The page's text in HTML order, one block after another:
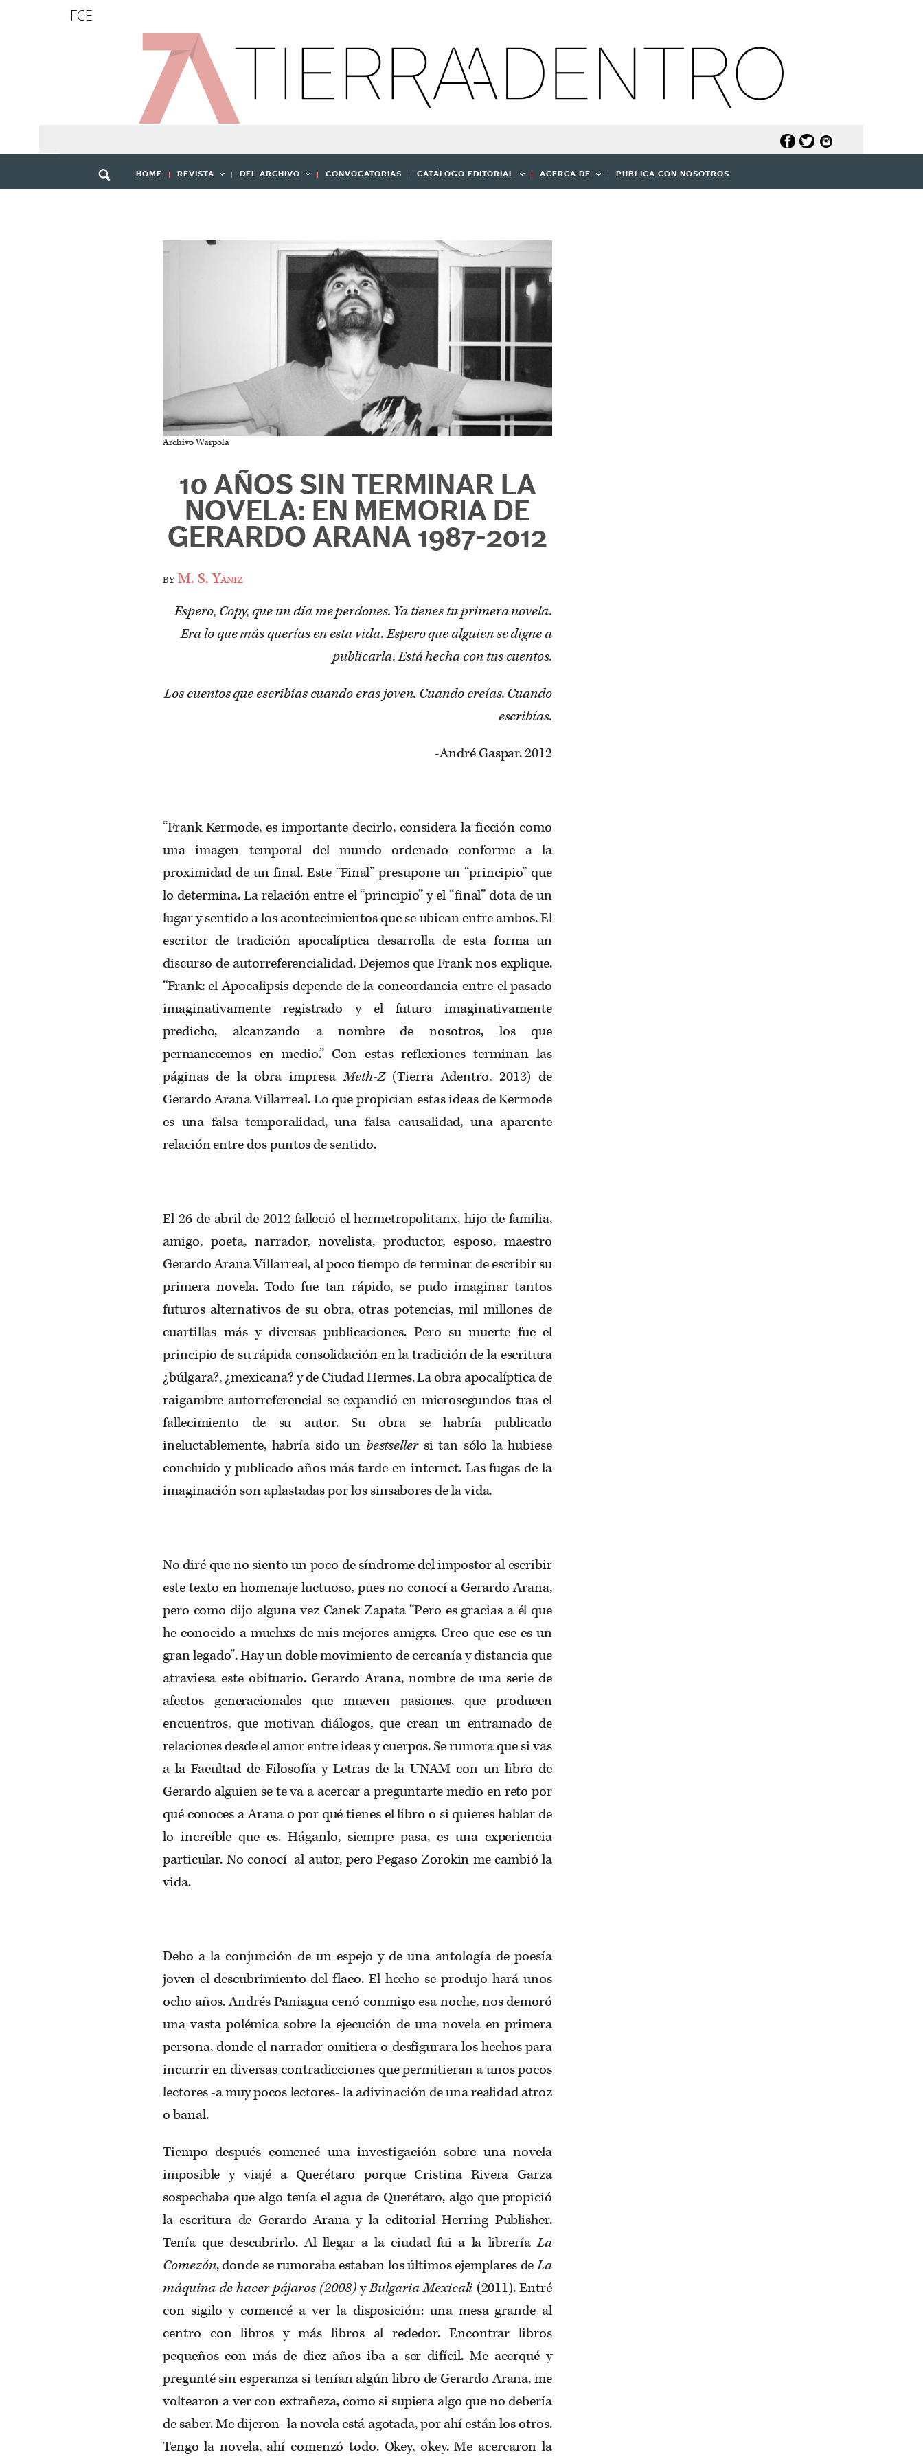
FCE
HOME REVISTA DEL ARCHIVO CONVOCATORIAS CATÁLOGO EDITORIAL ACERCA DE PUBLICA CON NOSOTROS
Archivo Warpola
10 AÑOS SIN TERMINAR LA
NOVELA: EN MEMORIA DE
GERARDO ARANA 1987-2012
byM. S. Yániz
Espero, Copy, que un día me perdones. Ya tienes tu primera novela.
Era lo que más querías en esta vida. Espero que alguien se digne a
publicarla. Está hecha con tus cuentos.
Los cuentos que escribías cuando eras joven. Cuando creías. Cuando
escribías.
-André Gaspar. 2012
“Frank Kermode, es importante decirlo, considera la ficción como
una imagen temporal del mundo ordenado conforme a la
proximidad de un final. Este “Final” presupone un “principio” que
lo determina. La relación entre el “principio” y el “final” dota de un
lugar y sentido a los acontecimientos que se ubican entre ambos. El
escritor de tradición apocalíptica desarrolla de esta forma un
discurso de autorreferencialidad. Dejemos que Frank nos explique.
“Frank: el Apocalipsis depende de la concordancia entre el pasado
imaginativamente registrado y el futuro imaginativamente
predicho, alcanzando a nombre de nosotros, los que
permanecemos en medio.” Con estas reflexiones terminan las
páginas de la obra impresaMeth-Z(Tierra Adentro, 2013) de
Gerardo Arana Villarreal. Lo que propician estas ideas de Kermode
es una falsa temporalidad, una falsa causalidad, una aparente
relación entre dos puntos de sentido.
El 26 de abril de 2012 falleció el hermetropolitanx, hijo de familia,
amigo, poeta, narrador, novelista, productor, esposo, maestro
Gerardo Arana Villarreal, al poco tiempo de terminar de escribir su
primera novela. Todo fue tan rápido, se pudo imaginar tantos
futuros alternativos de su obra, otras potencias, mil millones de
cuartillas más y diversas publicaciones. Pero su muerte fue el
principio de su rápida consolidación en la tradición de la escritura
¿búlgara?, ¿mexicana? y de Ciudad Hermes. La obra apocalíptica de
raigambre autorreferencial se expandió en microsegundos tras el
fallecimiento de su autor. Su obra se habría publicado
ineluctablemente, habría sido un bestsellersi tan sólo la hubiese
concluido y publicado años más tarde en internet. Las fugas de la
imaginación son aplastadas por los sinsabores de la vida.
No diré que no siento un poco de síndrome del impostor al escribir
este texto en homenaje luctuoso, pues no conocí a Gerardo Arana,
pero como dijo alguna vez Canek Zapata “Pero es gracias a él que
he conocido a muchxs de mis mejores amigxs. Creo que ese es un
gran legado”. Hay un doble movimiento de cercanía y distancia que
atraviesa este obituario. Gerardo Arana, nombre de una serie de
afectos generacionales que mueven pasiones, que producen
encuentros, que motivan diálogos, que crean un entramado de
relaciones desde el amor entre ideas y cuerpos. Se rumora que si vas
a la Facultad de Filosofía y Letras de la UNAM con un libro de
Gerardo alguien se te va a acercar a preguntarte medio en reto por
qué conoces a Arana o por qué tienes el libro o si quieres hablar de
lo increíble que es. Háganlo, siempre pasa, es una experiencia
particular. No conocí al autor, pero Pegaso Zorokin me cambió la
vida.
Debo a la conjunción de un espejo y de una antología de poesía
joven el descubrimiento del flaco. El hecho se produjo hará unos
ocho años. Andrés Paniagua cenó conmigo esa noche, nos demoró
una vasta polémica sobre la ejecución de una novela en primera
persona, donde el narrador omitiera o desfigurara los hechos para
incurrir en diversas contradicciones que permitieran a unos pocos
lectores -a muy pocos lectores- la adivinación de una realidad atroz
o banal.
Tiempo después comencé una investigación sobre una novela
imposible y viajé a Querétaro porque Cristina Rivera Garza
sospechaba que algo tenía el agua de Querétaro, algo que propició
la escritura de Gerardo Arana y la editorial Herring Publisher.
Tenía que descubrirlo. Al llegar a la ciudad fui a la libreríaLa
Comezón, donde se rumoraba estaban los últimos ejemplares deLa
máquina de hacer pájaros (2008)yBulgaria Mexicali (2011). Entré
con sigilo y comencé a ver la disposición: una mesa grande al
centro con libros y más libros al rededor. Encontrar libros
pequeños con más de diez años iba a ser difícil. Me acerqué y
pregunté sin esperanza si tenían algún libro de Gerardo Arana, me
voltearon a ver con extrañeza, como si supiera algo que no debería
de saber. Me dijeron -la novela está agotada, por ahí están los otros.
Tengo la novela, ahí comenzó todo. Okey, okey. Me acercaron la